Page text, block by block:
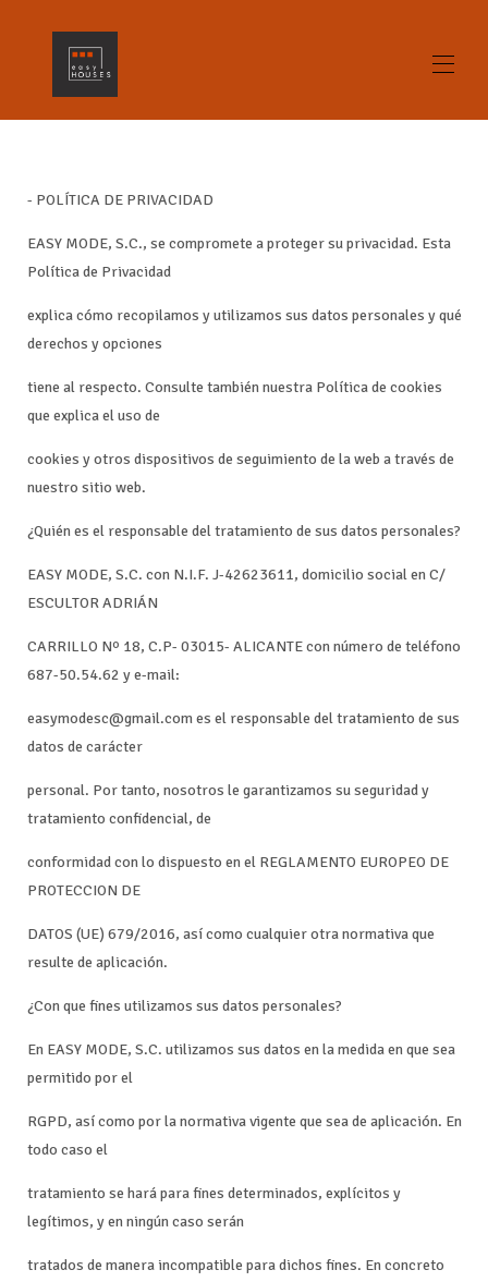
gallery
Alicante What to see / What to do
Home Staging
- POLÍTICA DE PRIVACIDAD
EASY MODE, S.C., se compromete a proteger su privacidad. Esta
Política de Privacidad
explica cómo recopilamos y utilizamos sus datos personales y qué
derechos y opciones
tiene al respecto. Consulte también nuestra Política de cookies
que explica el uso de
cookies y otros dispositivos de seguimiento de la web a través de
nuestro sitio web.
¿Quién es el responsable del tratamiento de sus datos personales?
EASY MODE, S.C. con N.I.F. J-42623611, domicilio social en C/
ESCULTOR ADRIÁN
CARRILLO Nº 18, C.P- 03015- ALICANTE con número de teléfono
687-50.54.62 y e-mail:
easymodesc@gmail.com es el responsable del tratamiento de sus
datos de carácter
personal. Por tanto, nosotros le garantizamos su seguridad y
tratamiento confidencial, de
conformidad con lo dispuesto en el REGLAMENTO EUROPEO DE
PROTECCION DE
DATOS (UE) 679/2016, así como cualquier otra normativa que
resulte de aplicación.
¿Con que fines utilizamos sus datos personales?
En EASY MODE, S.C. utilizamos sus datos en la medida en que sea
permitido por el
RGPD, así como por la normativa vigente que sea de aplicación. En
todo caso el
tratamiento se hará para fines determinados, explícitos y
legítimos, y en ningún caso serán
tratados de manera incompatible para dichos fines. En concreto